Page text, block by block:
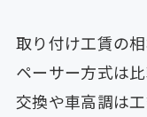
取り付け工賃の
ペーサー方式は
交換や車高調は